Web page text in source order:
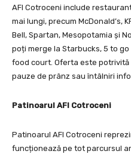
AFI Cotroceni include
mai lungi, precum McDonald’s,
Bell, Spartan, Mesopotamia și
poți merge la Starbucks, 5 to
food court. Oferta este
pauze de prânz sau întâlniri
Patinoarul AFI Cotroceni
Patinoarul AFI Cotroceni
funcționează pe tot parcursul